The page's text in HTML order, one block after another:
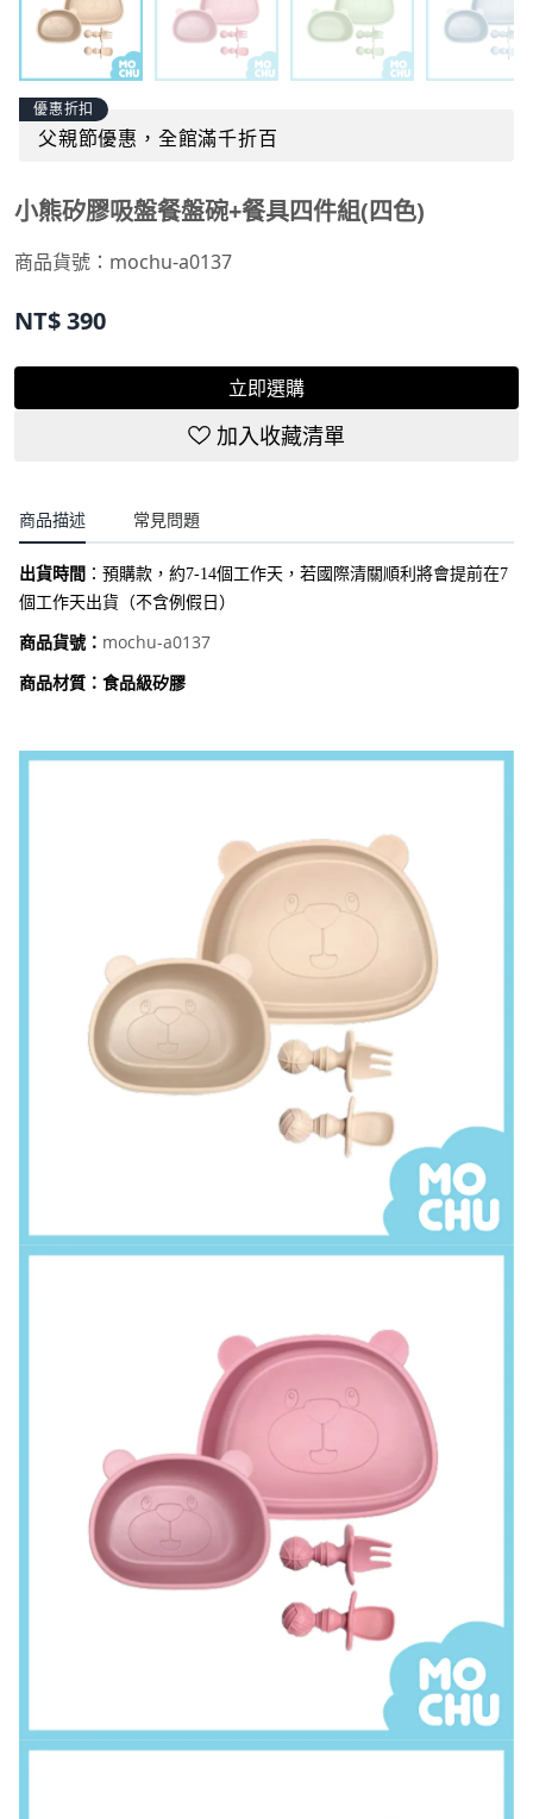
優惠折扣
父親節優惠，全館滿千折百
小熊矽膠吸盤餐盤碗+餐具四件組(四色)
商品貨號： mochu-a0137
NT$390
立即選購
加入收藏清單
商品描述 常見問題
出貨時間 ： 預購款，約7-14個工作天，若國際清關順利將會提前在7
個工作天出貨（不含例假日）
商品貨號： mochu-a0137
商品材質：食品級矽膠